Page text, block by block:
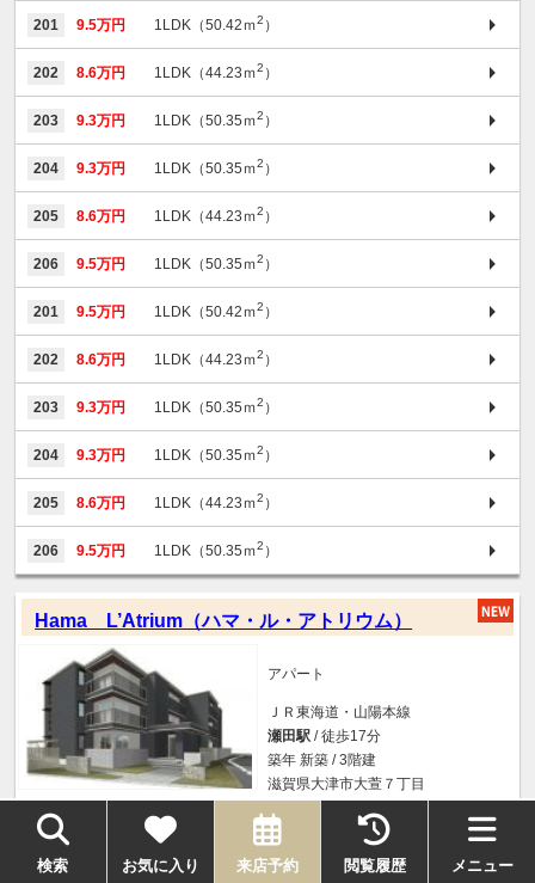
201 9.5万円 1LDK（50.42ｍ2 ）
202 8.6万円 1LDK（44.23ｍ2 ）
203 9.3万円 1LDK（50.35ｍ2 ）
204 9.3万円 1LDK（50.35ｍ2 ）
205 8.6万円 1LDK（44.23ｍ2 ）
206 9.5万円 1LDK（50.35ｍ2 ）
201 9.5万円 1LDK（50.42ｍ2 ）
202 8.6万円 1LDK（44.23ｍ2 ）
203 9.3万円 1LDK（50.35ｍ2 ）
204 9.3万円 1LDK（50.35ｍ2 ）
205 8.6万円 1LDK（44.23ｍ2 ）
206 9.5万円 1LDK（50.35ｍ2 ）
Hama L’Atrium（ハマ・ル・アトリウム）
アパート
ＪＲ東海道・山陽本線
瀬田駅 / 徒歩17分
築年 新築 / 3階建
滋賀県大津市大萱７丁目
101 2LDK（75.68ｍ2 ）
102 9.5万円 1LDK（52.41ｍ2）
検索 お気に入り 来店予約 閲覧履歴 メニュー